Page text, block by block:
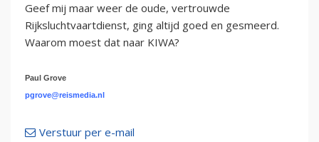
Geef mij maar weer de oude, vertrouwde
Rijksluchtvaartdienst, ging altijd goed en gesmeerd.
Waarom moest dat naar KIWA?
Paul Grove
pgrove@reismedia.nl
Verstuur per e-mail